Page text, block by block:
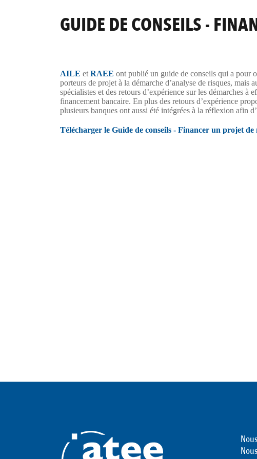
GUIDE DE CONSEILS -
AILE et RAEE ont publié un guide de conseils qui a pour
porteurs de projet à la démarche d’analyse de risques, mais
spécialistes et des retours d’expérience sur les démarches à
financement bancaire. En plus des retours d’expérience
plusieurs banques ont aussi été intégrées à la réflexion afin
Télécharger le Guide de conseils - Financer un projet